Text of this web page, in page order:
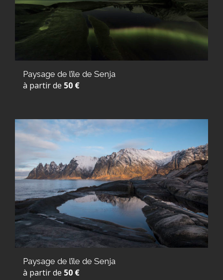
Paysage de l’île de Senja
à partir de 50 €
Paysage de l’île de Senja
à partir de 50 €